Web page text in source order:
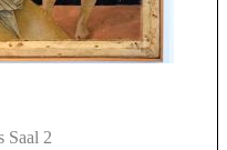
Saal 2